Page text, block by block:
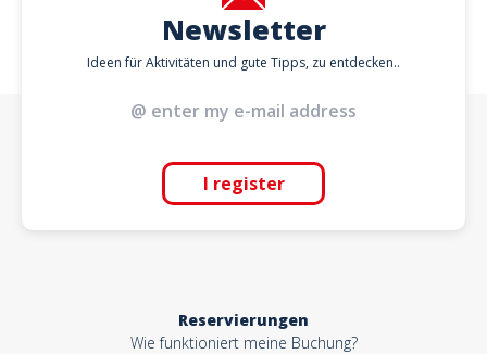
Newsletter
Ideen für Aktivitäten und gute Tipps, zu entdecken..
I register
Reservierungen
Wie funktioniert meine Buchung?